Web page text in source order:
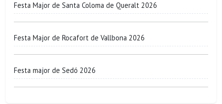
Festa Major de Santa Coloma de Queralt 2026
Festa Major de Rocafort de Vallbona 2026
Festa major de Sedó 2026